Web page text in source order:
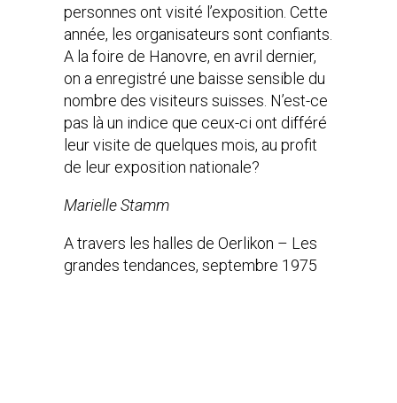
personnes ont visité l’exposition. Cette
année, les organisateurs sont confiants.
A la foire de Hanovre, en avril dernier,
on a enregistré une baisse sensible du
nombre des visiteurs suisses. N’est-ce
pas là un indice que ceux-ci ont différé
leur visite de quelques mois, au profit
de leur exposition nationale?
Marielle Stamm
A travers les halles de Oerlikon – Les
grandes tendances, septembre 1975